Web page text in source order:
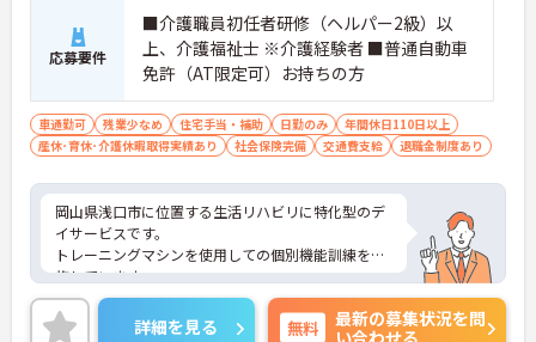
応募要件
■介護職員初任者研修（ヘルパー2級）以
上、介護福祉士 ※介護経験者 ■普通自動車
免許（AT限定可）お持ちの方
車通勤可 残業少なめ 住宅手当・補助 日勤のみ
年間休日110日以上
産休･育休･介護休暇取得実績あり
社会保険完備 交通費支給 退職金制度あり
岡山県浅口市に位置する生活リハビリに特化型のデ
イサービスです。
トレーニングマシンを使用しての個別機能訓練を実
施しています。
広々としたフロアで、ご利用者様はもちろん、職員
も過ごしやすい環境です。
詳細を見る 無料
最新の募集状況を問
い合わせる